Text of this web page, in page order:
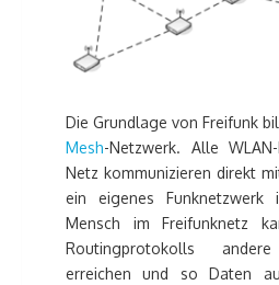
Die Grundlage von Freifunk
Mesh-Netzwerk. Alle
Netz kommunizieren direkt
ein eigenes
Mensch im Freifunknetz
Routingprotokolls andere
erreichen und so Daten